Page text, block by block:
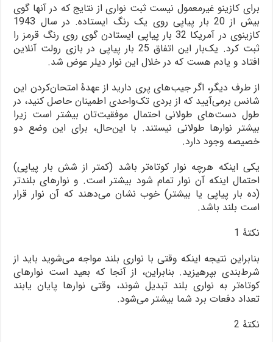
برای کازینو غیرمعمول نیست ثبت نواری از نتایج که در آنها گوی
بیش از 20 بار پیاپی روی یک رنگ ایستاده. در سال 1943
کازینوی در آمریکا 32 بار پیاپی ایستادن گوی روی رنگ قرمز را
ثبت کرد. یک‌بار این اتفاق 25 بار پیاپی در بازی رولت آنلاین
افتاد و یادم هست که در خلال این نوار دیلر عوض شد.
از طرف دیگر، اگر جیب‌های پری دارید از عهدۀ امتحان‌کردن این
شانس برمی‌آیید که از بردی تک‌واحدی اطمینان حاصل کنید، در
طول دست‌های طولانی احتمال موفقیت‌تان بیشتر است زیرا
بیشتر نوارها طولانی نیستند. با این‌حال، برای این وضع دو
خصیصه وجود دارد.
یکی اینکه هرچه نوار کوتاه‌تر باشد (کمتر از شش بار پیاپی)
احتمال اینکه آن نوار تمام شود بیشتر است. و نوارهای بلندتر
(ده بار پیاپی یا بیشتر) خوب نشان می‌دهند که آن نوار قرار
است بلند باشد.
نکتۀ 1
بنابراین نتیجه اینکه وقتی با نواری بلند مواجه می‌شوید باید از
شرط‌بندی بپرهیزید. بنابراین، از آنجا که بعید است نوارهای
کوتاه‌تر به نواری بلند تبدیل شوند، وقتی نوارها پایان یابند
تعداد دفعات برد شما بیشتر می‌شود.
نکتۀ 2